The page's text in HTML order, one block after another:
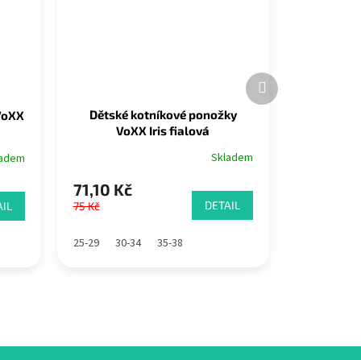
Dětské kotníkové ponožky
VoXX Iris fialová
Skladem
71,10 Kč
75 Kč DETAIL
25-29 30-34 35-38
Další
produkt